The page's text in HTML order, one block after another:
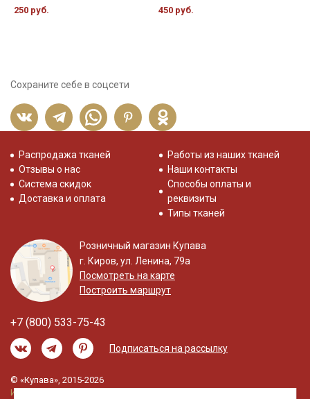
250 руб. 450 руб.
Сохраните себе в соцсети
Распродажа тканей
Отзывы о нас
Система скидок
Доставка и оплата
Работы из наших тканей
Наши контакты
Способы оплаты и
реквизиты
Типы тканей
Розничный магазин Купава
г. Киров, ул. Ленина, 79а
Посмотреть на карте
Построить маршрут
+7 (800) 533-75-43
Подписаться на рассылку
© «Купава», 2015-2026
Информация на сайте не является публичной